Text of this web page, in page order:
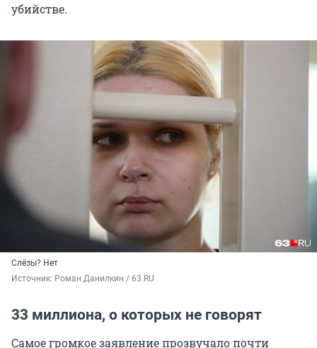
убийстве.
Слёзы? Нет
Источник: Роман Данилкин / 63.RU
33 миллиона, о которых не говорят
Самое громкое заявление прозвучало почти